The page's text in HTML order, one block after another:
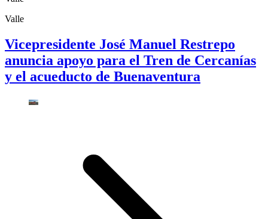
Valle
Vicepresidente José Manuel Restrepo
anuncia apoyo para el Tren de Cercanías
y el acueducto de Buenaventura